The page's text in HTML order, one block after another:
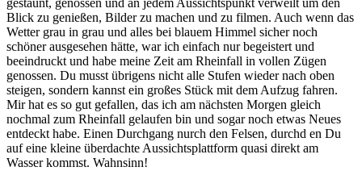
gestaunt, genossen und an jedem Aussichtspunkt verweilt um den
Blick zu genießen, Bilder zu machen und zu filmen. Auch wenn das
Wetter grau in grau und alles bei blauem Himmel sicher noch
schöner ausgesehen hätte, war ich einfach nur begeistert und
beeindruckt und habe meine Zeit am Rheinfall in vollen Zügen
genossen. Du musst übrigens nicht alle Stufen wieder nach oben
steigen, sondern kannst ein großes Stück mit dem Aufzug fahren.
Mir hat es so gut gefallen, das ich am nächsten Morgen gleich
nochmal zum Rheinfall gelaufen bin und sogar noch etwas Neues
entdeckt habe. Einen Durchgang nurch den Felsen, durchd en Du
auf eine kleine überdachte Aussichtsplattform quasi direkt am
Wasser kommst. Wahnsinn!